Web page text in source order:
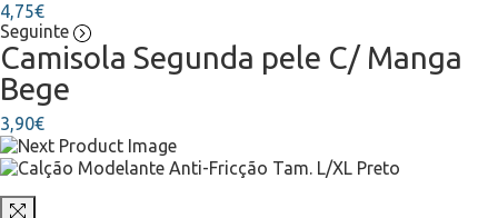
4,75€
Seguinte
Camisola Segunda pele C/ Manga
Bege
3,90€